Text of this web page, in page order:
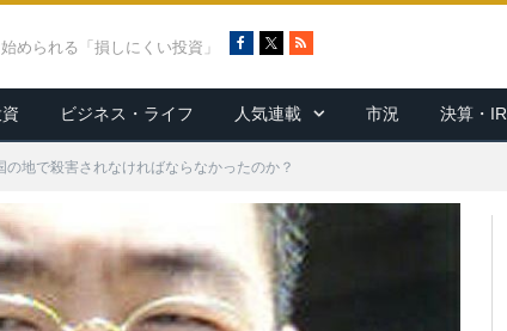
められる「損しにくい投資」
c
e
b
R
S
ビジネス・ライフ 人気連載 市況 決算・IR
地で殺害されなければならなかったのか？